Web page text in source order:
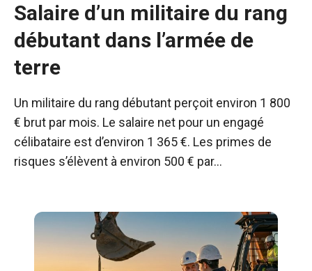
Salaire d’un militaire du rang
débutant dans l’armée de
terre
Un militaire du rang débutant perçoit environ 1 800
€ brut par mois. Le salaire net pour un engagé
célibataire est d’environ 1 365 €. Les primes de
risques s’élèvent à environ 500 € par…